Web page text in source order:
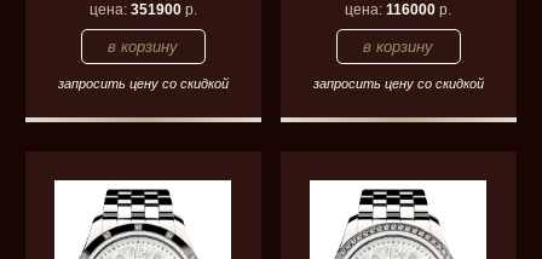
цена: 351900р.
запросить цену со скидкой
цена:116000 р.
запросить цену со скидкой